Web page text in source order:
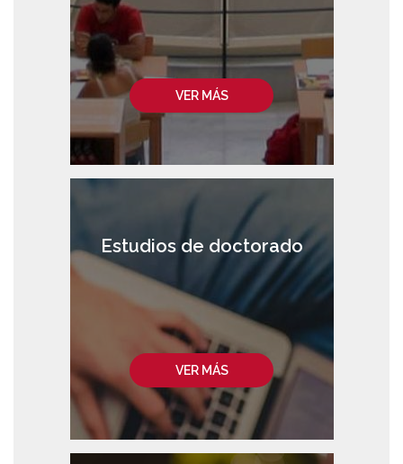
VER MÁS
VER MÁS
Estudios de doctorado